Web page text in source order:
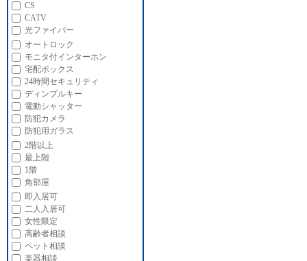
CS
CATV
光ファイバー
オートロック
モニタ付インターホン
宅配ボックス
24時間セキュリティ
ディンプルキー
電動シャッター
防犯カメラ
防犯用ガラス
2階以上
最上階
1階
角部屋
即入居可
二人入居可
女性限定
高齢者相談
ペット相談
楽器相談